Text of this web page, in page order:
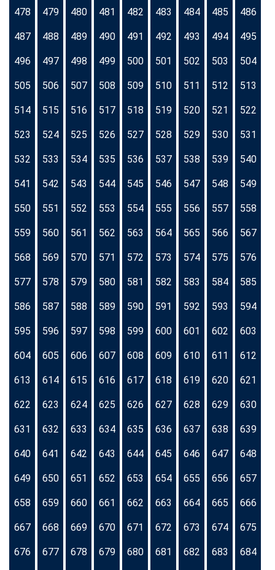
478 479 480 481 482 483 484 485 486
487 488 489 490 491 492 493 494 495
496 497 498 499 500 501 502 503 504
505 506 507 508 509 510 511 512 513
514 515 516 517 518 519 520 521 522
523 524 525 526 527 528 529 530 531
532 533 534 535 536 537 538 539 540
541 542 543 544 545 546 547 548 549
550 551 552 553 554 555 556 557 558
559 560 561 562 563 564 565 566 567
568 569 570 571 572 573 574 575 576
577 578 579 580 581 582 583 584 585
586 587 588 589 590 591 592 593 594
595 596 597 598 599 600 601 602 603
604 605 606 607 608 609 610 611 612
613 614 615 616 617 618 619 620 621
622 623 624 625 626 627 628 629 630
631 632 633 634 635 636 637 638 639
640 641 642 643 644 645 646 647 648
649 650 651 652 653 654 655 656 657
658 659 660 661 662 663 664 665 666
667 668 669 670 671 672 673 674 675
676 677 678 679 680 681 682 683 684